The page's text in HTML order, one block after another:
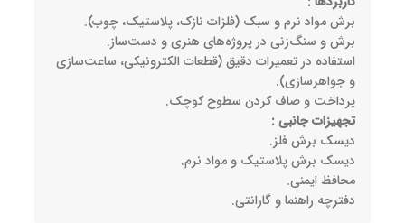
برش مواد نرم و سبک (فلزات نازک، پلاستیک، چوب).
برش و سنگ‌زنی در پروژه‌های هنری و دست‌ساز.
استفاده در تعمیرات دقیق (قطعات الکترونیکی، ساعت‌سازی
و جواهرسازی).
پرداخت و صاف کردن سطوح کوچک.
تجهیزات جانبی :
دیسک برش فلز.
دیسک برش پلاستیک و مواد نرم.
محافظ ایمنی.
دفترچه راهنما و گارانتی.